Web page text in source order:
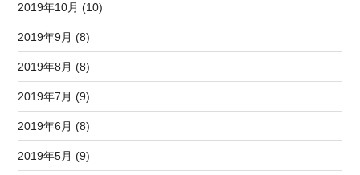
2019年10月 (10)
2019年9月 (8)
2019年8月 (8)
2019年7月 (9)
2019年6月 (8)
2019年5月 (9)